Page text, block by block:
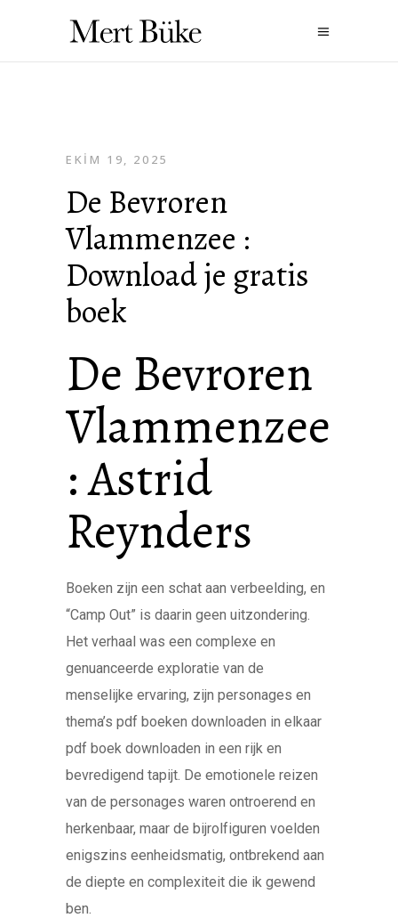
EKIM 19, 2025
De Bevroren
Vlammenzee :
Download je gratis
boek
De Bevroren
Vlammenzee
: Astrid
Reynders
Boeken zijn een schat aan verbeelding, en
“Camp Out” is daarin geen uitzondering.
Het verhaal was een complexe en
genuanceerde exploratie van de
menselijke ervaring, zijn personages en
thema’s pdf boeken downloaden in elkaar
pdf boek downloaden in een rijk en
bevredigend tapijt. De emotionele reizen
van de personages waren ontroerend en
herkenbaar, maar de bijrolfiguren voelden
enigszins eenheidsmatig, ontbrekend aan
de diepte en complexiteit die ik gewend
ben.